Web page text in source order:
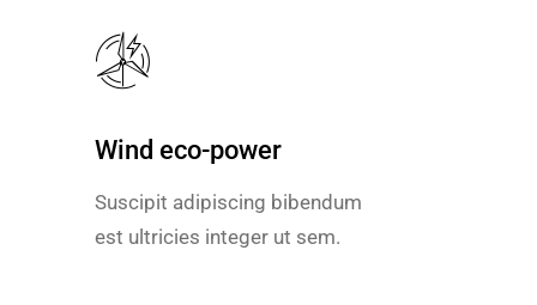
Wind eco-power
Suscipit adipiscing bibendum
est ultricies integer ut sem.
Wind eco-power
Suscipit adipiscing bibendum
est ultricies integer ut sem.